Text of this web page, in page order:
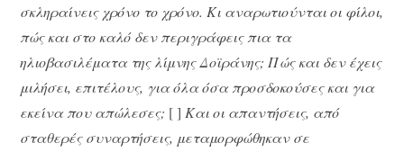
σκληραίνεις χρόνο το χρόνο. Κι αναρωτιούνται οι φίλοι,
πώς και στο καλό δεν περιγράφεις πια τα
ηλιοβασιλέματα της λίμνης Δοϊράνης; Πώς και δεν έχεις
μιλήσει, επιτέλους, για όλα όσα προσδοκούσες και για
εκείνα που απώλεσες; [ ]Και οι απαντήσεις, από
σταθερές συναρτήσεις, μεταμορφώθηκαν σε